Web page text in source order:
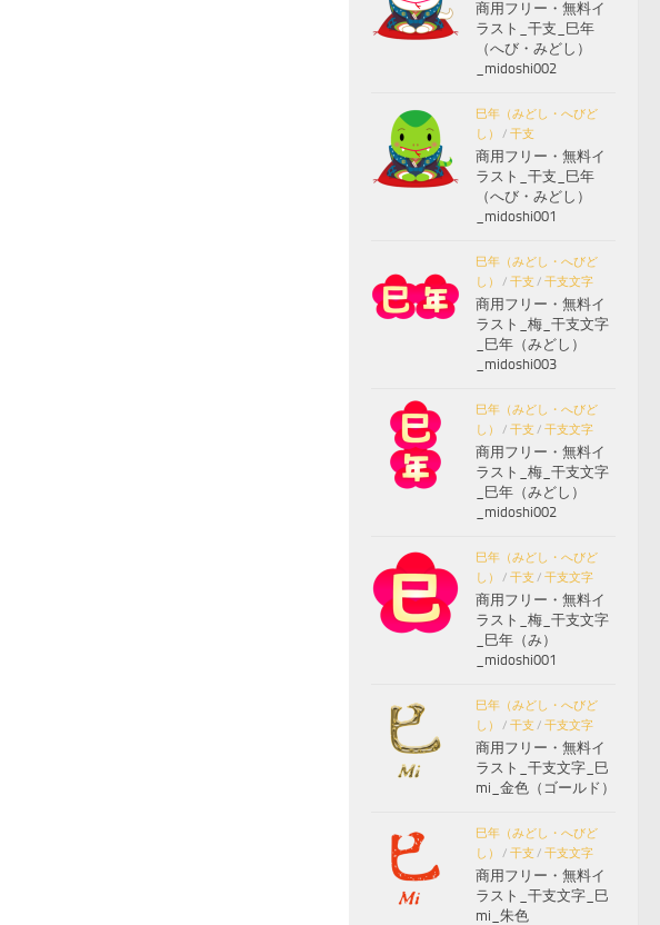
商用フリー・無料イ
ラスト_干支_巳年
（へび・みどし）
_midoshi002
巳年（みどし・へびど
し）
/ 干支
商用フリー・無料イ
ラスト_干支_巳年
（へび・みどし）
_midoshi001
巳年（みどし・へびど
し）
/ 干支 / 干支文字
商用フリー・無料イ
ラスト_梅_干支文字
_巳年（みどし）
_midoshi003
巳年（みどし・へびど
し）
/ 干支 / 干支文字
商用フリー・無料イ
ラスト_梅_干支文字
_巳年（みどし）
_midoshi002
巳年（みどし・へびど
し）
/ 干支 / 干支文字
商用フリー・無料イ
ラスト_梅_干支文字
_巳年（み）
_midoshi001
巳年（みどし・へびど
し）
/ 干支 / 干支文字
商用フリー・無料イ
ラスト_干支文字_巳
mi_金色（ゴールド）
巳年（みどし・へびど
し）
/ 干支 / 干支文字
商用フリー・無料イ
ラスト_干支文字_巳
mi_朱色